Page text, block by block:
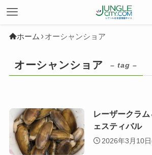
ホーム オーシャンショア
オーシャンショア – tag –
レーザークラ
ェスティバル
2026年3月10